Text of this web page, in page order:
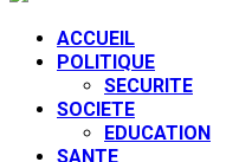
ACCUEIL
POLITIQUE
SECURITE
SOCIETE
EDUCATION
SANTE